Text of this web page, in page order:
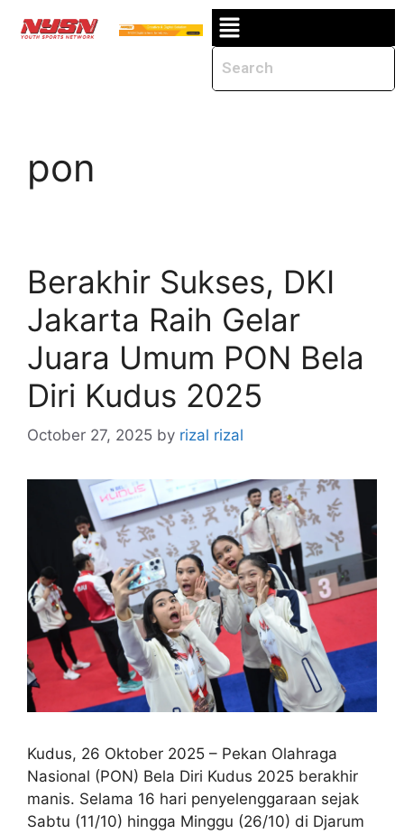
pon
Berakhir Sukses, DKI
Jakarta Raih Gelar
Juara Umum PON Bela
Diri Kudus 2025
October 27, 2025 by rizal rizal
Kudus, 26 Oktober 2025 – Pekan Olahraga
Nasional (PON) Bela Diri Kudus 2025 berakhir
manis. Selama 16 hari penyelenggaraan sejak
Sabtu (11/10) hingga Minggu (26/10) di Djarum